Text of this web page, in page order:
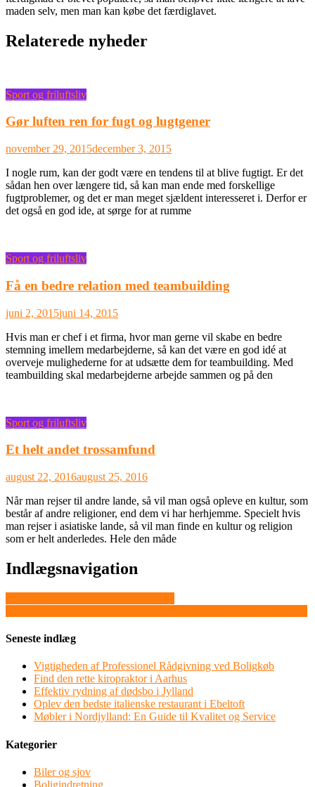
maden selv, men man kan købe det færdiglavet.
Relaterede nyheder
Sport og friluftsliv
Gør luften ren for fugt og lugtgener
november 29, 2015december 3, 2015
I nogle rum, kan der godt være en tendens til at blive fugtigt. Er det
sådan hen over længere tid, så kan man ende med forskellige
fugtproblemer, og det er man meget sjældent interesseret i. Derfor er
det også en god ide, at sørge for at rumme
Sport og friluftsliv
Få en bedre relation med teambuilding
juni 2, 2015juni 14, 2015
Hvis man er chef i et firma, hvor man gerne vil skabe en bedre
stemning imellem medarbejderne, så kan det være en god idé at
overveje mulighederne for at udsætte dem for teambuilding. Med
teambuilding skal medarbejderne arbejde sammen og på den
Sport og friluftsliv
Et helt andet trossamfund
august 22, 2016august 25, 2016
Når man rejser til andre lande, så vil man også opleve en kultur, som
består af andre religioner, end dem vi har herhjemme. Specielt hvis
man rejser i asiatiske lande, så vil man finde en kultur og religion
som er helt anderledes. Hele den måde
Indlægsnavigation
Seneste indlæg
Vigtigheden af Professionel Rådgivning ved Boligkøb
Find den rette kiropraktor i Aarhus
Effektiv rydning af dødsbo i Jylland
Oplev den bedste italienske restaurant i Ebeltoft
Møbler i Nordjylland: En Guide til Kvalitet og Service
Kategorier
Biler og sjov
Boligindretning